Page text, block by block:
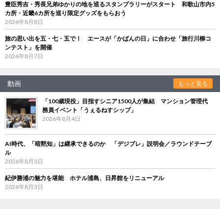
豊臣秀吉・秀長兄弟ゆかりの地を巡るスタンプラリーがスタート 和歌山市内5
カ所・近畿6カ所を巡り限定グッズをもらおう
2026年8月8日
旅の思い出を五・七・五で！ エースが「かばんの日」に合わせ「旅行川柳コ
ンテスト」を開催
2026年8月7日
動画 もっと見る
「100歳現役」目指すシニア1500人が集結 マンション管理代
務員イベント「うぇるねすシップ」
2026年8月4日
AI時代、「暗黙知」は継承できるのか 「デジブレ」説明会／ラウンドテーブ
ル
2026年8月3日
紀伊勝浦の魅力を堪能 ホテル浦島、日昇館をリニューアル
2026年8月3日